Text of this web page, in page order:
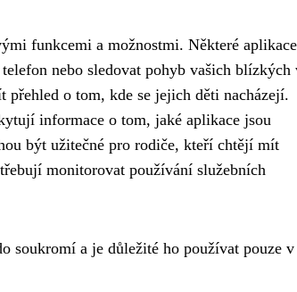
funkcemi a možnostmi. Některé aplikace
nebo sledovat pohyb vašich blízkých
o tom, kde se jejich děti nacházejí.
informace o tom, jaké aplikace jsou
být užitečné pro rodiče, kteří chtějí mít
monitorovat používání služebních
soukromí a je důležité ho používat pouze v